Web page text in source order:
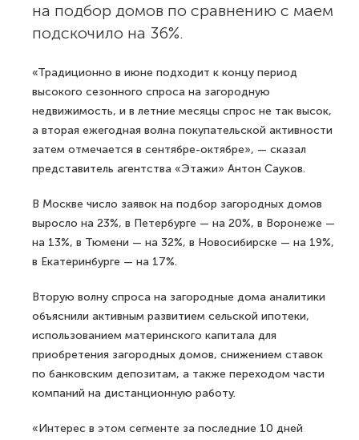
на подбор домов по сравнению с маем
подскочило на 36%.
«Традиционно в июне подходит к концу период
высокого сезонного спроса на загородную
недвижимость, и в летние месяцы спрос не так высок,
а вторая ежегодная волна покупательской активности
затем отмечается в сентябре-октябре», — сказал
представитель агентства «Этажи» Антон Сауков.
В Москве число заявок на подбор загородных домов
выросло на 23%, в Петербурге — на 20%, в Воронеже —
на 13%, в Тюмени — на 32%, в Новосибирске — на 19%,
в Екатеринбурге — на 17%.
Вторую волну спроса на загородные дома аналитики
объяснили активным развитием сельской ипотеки,
использованием материнского капитала для
приобретения загородных домов, снижением ставок
по банковским депозитам, а также переходом части
компаний на дистанционную работу.
«Интерес в этом сегменте за последние 10 дней